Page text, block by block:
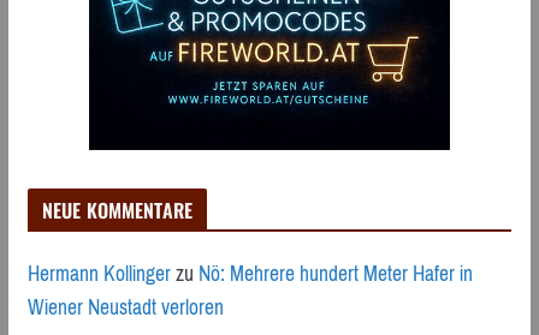
NEUE KOMMENTARE
Hermann KollingerzuNö: Mehrere hundert Meter Hafer in
Wiener Neustadt verloren